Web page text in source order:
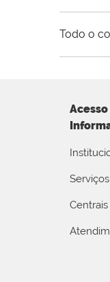
Todo o
Acesso
Serviços